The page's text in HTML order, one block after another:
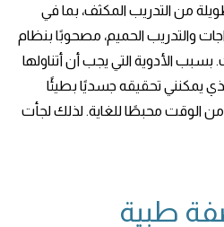
من التدريب المكثف، بما في
والتدريب الحميم، مصحوبًا بنظام
الأدوية التي يجب أن أتناولها
يمكنني تحقيقه جسديًا بطيئًا
من الوقت محبطًا للغاية. لذلك لجأت
طبية